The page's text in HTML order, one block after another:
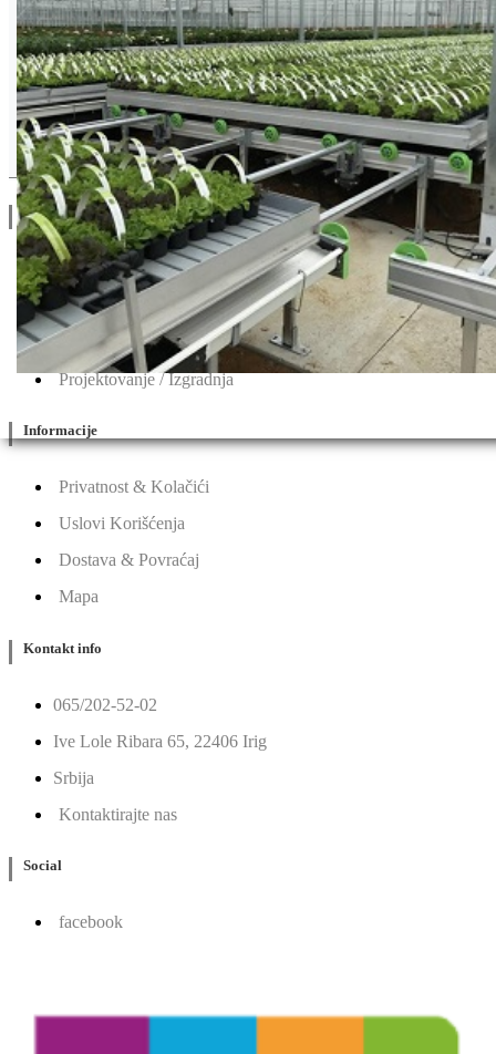
Drugi Proizvodi od Seminis
Linkovi
O Nama
Katalozi
Projektovanje / Izgradnja
Informacije
Privatnost & Kolačići
Uslovi Korišćenja
Dostava & Povraćaj
Mapa
Kontakt info
065/202-52-02
Ive Lole Ribara 65, 22406 Irig
Srbija
Kontaktirajte nas
Social
facebook